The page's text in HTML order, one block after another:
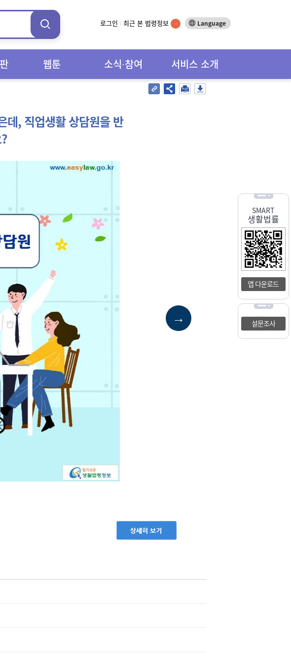
로그인 최근 본 법령정보 - Language
웹툰 소식∙참여 서비스 소개
SMART
생활법률
앱 다운로드
설문조사
데, 직업생활 상담원을 반
→